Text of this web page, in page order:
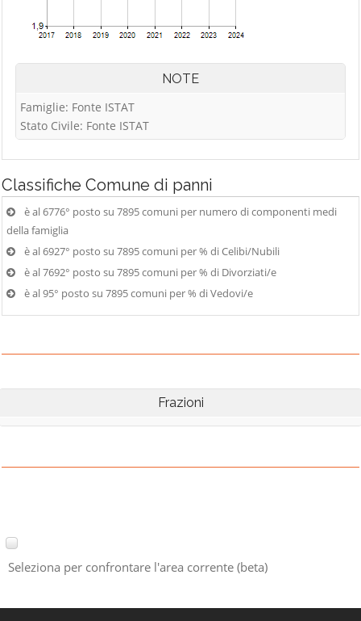
NOTE
Famiglie: Fonte ISTAT
Stato Civile: Fonte ISTAT
Classifiche Comune di panni
è al 6776° posto su 7895 comuni per numero di componenti medi
della famiglia
è al 6927° posto su 7895 comuni per % di Celibi/Nubili
è al 7692° posto su 7895 comuni per % di Divorziati/e
è al 95° posto su 7895 comuni per % di Vedovi/e
Frazioni
Seleziona per confrontare l'area corrente (beta)